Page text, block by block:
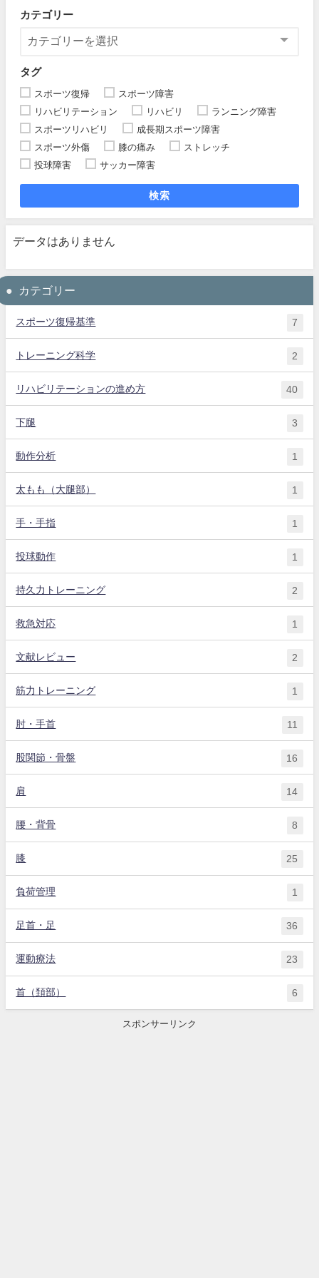
カテゴリー
タグ
スポーツ復帰
スポーツ障害
リハビリテーション
リハビリ
ランニング障害
スポーツリハビリ
成長期スポーツ障害
スポーツ外傷
膝の痛み
ストレッチ
投球障害
サッカー障害
検索
データはありません
カテゴリー
スポーツ復帰基準 7
トレーニング科学 2
リハビリテーションの進め方 40
下腿 3
動作分析 1
太もも（大腿部） 1
手・手指 1
投球動作 1
持久力トレーニング 2
救急対応 1
文献レビュー 2
筋力トレーニング 1
肘・手首 11
股関節・骨盤 16
肩 14
腰・背骨 8
膝 25
負荷管理 1
足首・足 36
運動療法 23
首（頚部） 6
スポンサーリンク